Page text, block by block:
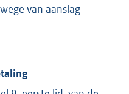
van aanslag